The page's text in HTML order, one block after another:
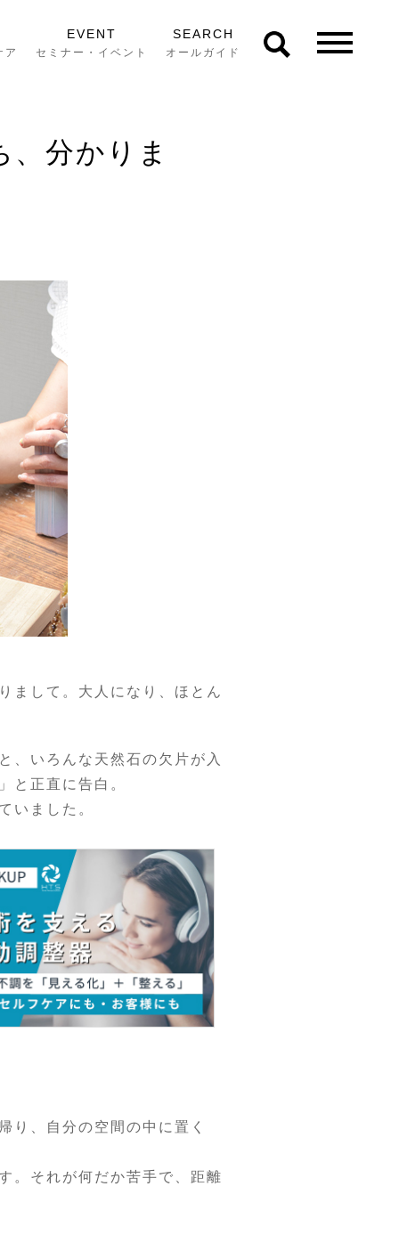
ア
EVENT
セミナー・イベント
SEARCH
オールガイド
分かりま
まして。大人になり、ほとん
、いろんな天然石の欠片が入
と正直に告白。
いました。
り、自分の空間の中に置く
。それが何だか苦手で、距離